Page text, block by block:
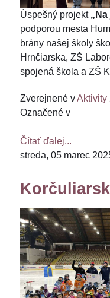
Úspešný projekt
podporou mesta
brány našej školy
Hrnčiarska, ZŠ
spojená škola a ZŠ
Zverejnené vAktivity
Označené v
Čítať ďalej...
streda, 05 marec